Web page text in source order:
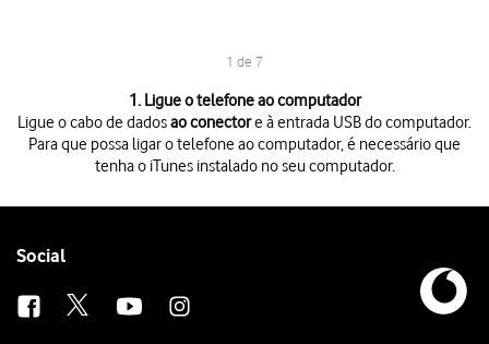
1 de 7
1. Ligue o telefone ao computador
Ligue o cabo de dadosao conectore à entrada USB do computador.
Para que possa ligar o telefone ao computador, é necessário que
tenha o iTunes instalado no seu computador.
Para que possa ligar o telefone ao computador, é necessário que
Cliqueno ícone de iPhone
Clique
na lista suspensa junto a "Nome do iPhone"
Clique
na definição pretendida
Follow
Social